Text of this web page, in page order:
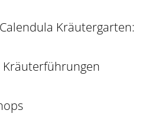
Kräutergarten: